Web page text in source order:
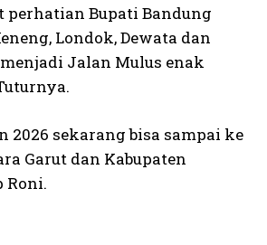
perhatian Bupati Bandung
Londok, Dewata dan
Jalan Mulus enak
2026 sekarang bisa sampai ke
Garut dan Kabupaten
Roni.